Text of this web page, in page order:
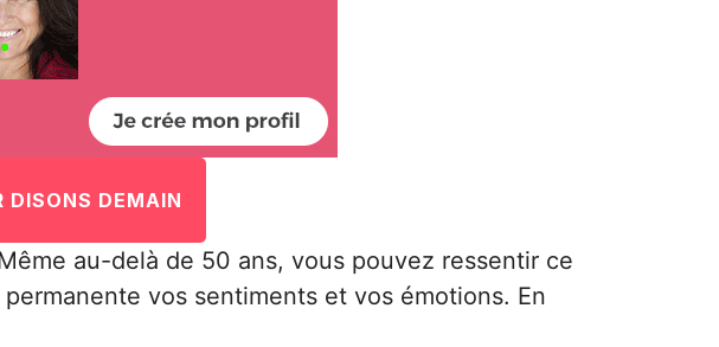
DISONS DEMAIN
au-delà de 50 ans, vous pouvez ressentir ce
vos sentiments et vos émotions. En